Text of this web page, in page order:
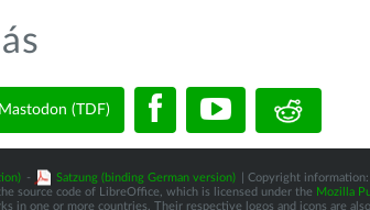
Mastodon (TDF)
- Satzung (binding German version)
| Copyright
source code of LibreOffice, which is licensed under the Mozilla
in one or more countries. Their respective logos and icons are